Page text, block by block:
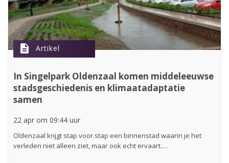
description Artikel
In Singelpark Oldenzaal komen middeleeuwse
stadsgeschiedenis en klimaatadaptatie
samen
22 apr om 09:44 uur
Oldenzaal krijgt stap voor stap een binnenstad waarin je het
verleden niet alleen ziet, maar ook echt ervaart.…